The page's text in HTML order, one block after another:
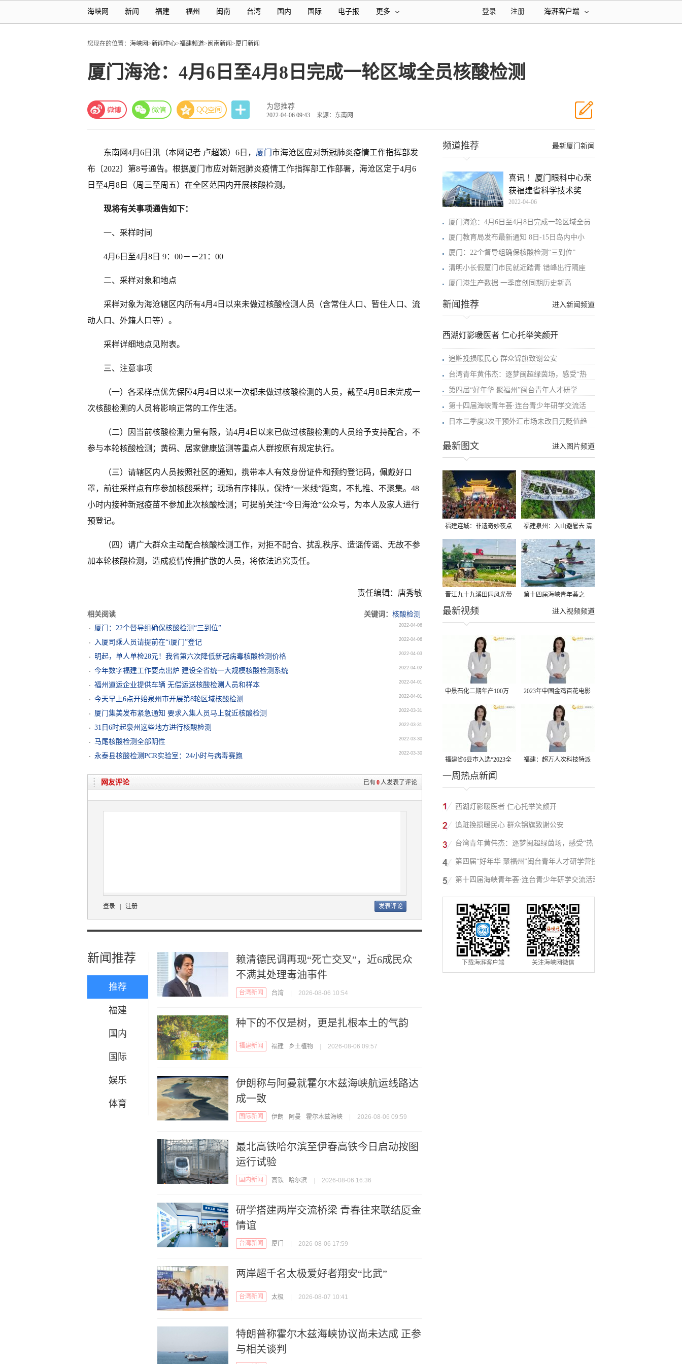
海峡网 新闻 福建 福州 闽南 台湾 国内 国际 电子报 更多 海湃客户端
注册
登录
您现在的位置： 海峡网>新闻中心>福建频道>闽南新闻>厦门新闻
厦门海沧：4月6日至4月8日完成一轮区域全员核酸检测
为您推荐
2022-04-06 09:43 来源：东南网
东南网4月6日讯（本网记者 卢超颖）6日， 厦门 市海沧区应对新冠肺炎疫情工作指挥部发
布〔2022〕第8号通告。根据厦门市应对新冠肺炎疫情工作指挥部工作部署，海沧区定于4月6
日至4月8日（周三至周五）在全区范围内开展核酸检测。
现将有关事项通告如下：
一、采样时间
4月6日至4月8日 9：00－－21：00
二、采样对象和地点
采样对象为海沧辖区内所有4月4日以来未做过核酸检测人员（含常住人口、暂住人口、流
动人口、外籍人口等）。
采样详细地点见附表。
三、注意事项
（一）各采样点优先保障4月4日以来一次都未做过核酸检测的人员，截至4月8日未完成一
次核酸检测的人员将影响正常的工作生活。
（二）因当前核酸检测力量有限，请4月4日以来已做过核酸检测的人员给予支持配合，不
参与本轮核酸检测；黄码、居家健康监测等重点人群按原有规定执行。
（三）请辖区内人员按照社区的通知，携带本人有效身份证件和预约登记码，佩戴好口
罩，前往采样点有序参加核酸采样；现场有序排队，保持“一米线”距离，不扎推、不聚集。48
小时内接种新冠疫苗不参加此次核酸检测；可提前关注“今日海沧”公众号，为本人及家人进行
预登记。
（四）请广大群众主动配合核酸检测工作，对拒不配合、扰乱秩序、造谣传谣、无故不参
加本轮核酸检测，造成疫情传播扩散的人员，将依法追究责任。
责任编辑：唐秀敏
相关阅读 关键词： 核酸检测
厦门：22个督导组确保核酸检测“三到位”
2022-04-06
入厦司乘人员请提前在“i厦门”登记 2022-04-06
明起，单人单检28元！我省第六次降低新冠病毒核酸检测价格 2022-04-03
今年数字福建工作要点出炉 建设全省统一大规模核酸检测系统 2022-04-02
福州道运企业提供车辆 无偿运送核酸检测人员和样本 2022-04-01
今天早上6点开始泉州市开展第8轮区域核酸检测 2022-04-01
厦门集美发布紧急通知 要求入集人员马上就近核酸检测 2022-03-31
31日6时起泉州这些地方进行核酸检测 2022-03-31
马尾核酸检测全部阴性 2022-03-30
永泰县核酸检测PCR实验室：24小时与病毒赛跑 2022-03-30
已有0人发表了评论
网友评论
登录 注册
新闻推荐
推荐
福建
国内
国际
娱乐
体育
赖清德民调再现“死亡交叉”，近6成民众
不满其处理毒油事件
台湾新闻 台湾 2026-08-06 10:54
种下的不仅是树，更是扎根本土的气韵
福建新闻 福建 乡土植物 2026-08-06 09:57
伊朗称与阿曼就霍尔木兹海峡航运线路达
成一致
国际新闻 伊朗 阿曼 霍尔木兹海峡 2026-08-06 09:59
最北高铁哈尔滨至伊春高铁今日启动按图
运行试验
国内新闻 高铁 哈尔滨 2026-08-06 16:36
研学搭建两岸交流桥梁 青春往来联结厦金
情谊
台湾新闻 厦门 2026-08-06 17:59
两岸超千名太极爱好者翔安“比武”
台湾新闻 太极 2026-08-07 10:41
特朗普称霍尔木兹海峡协议尚未达成 正参
与相关谈判
最新厦门新闻
频道推荐
喜讯 ！厦门眼科中心荣
获福建省科学技术奖
2022-04-06
厦门海沧：4月6日至4月8日完成一轮区域全员
厦门教育局发布最新通知 8日-15日岛内中小
厦门：22个督导组确保核酸检测“三到位”
清明小长假厦门市民就近踏青 错峰出行隔座
厦门港生产数据 一季度创同期历史新高
进入新闻频道
新闻推荐
西湖灯影暖医者 仁心托举笑颜开
追赃挽损暖民心 群众锦旗致谢公安
台湾青年黄伟杰：逐梦闽超绿茵场，感受“热
第四届“好年华 聚福州”闽台青年人才研学
第十四届海峡青年荟·连台青少年研学交流活
日本二季度3次干预外汇市场未改日元贬值趋
进入图片频道
最新图文
福建连城：非遗奇妙夜点
亮夏夜
福建泉州：入山避暑去 清
凉好惬意
晋江九十九溪田园风光带
千亩早稻迎来成熟收割季
第十四届海峡青年荟之
2026榕台青年大学生水上
进入视频频道
最新视频
中景石化二期年产100万
吨丙烷脱氢项目建成中交
2023年中国金鸡百花电影
节有福电影巡展31日启动
福建省6县市入选“2023全
国县域发展潜力百强县”
福建：超万人次科技特派
一周热点新闻
西湖灯影暖医者 仁心托举笑颜开
追赃挽损暖民心 群众锦旗致谢公安
台湾青年黄伟杰：逐梦闽超绿茵场，感受“热
血”与温情
第四届“好年华 聚福州”闽台青年人才研学营技
术成果项目路演在榕举办
第十四届海峡青年荟·连台青少年研学交流活动
在福州启航
下载海湃客户端 关注海峡网微信